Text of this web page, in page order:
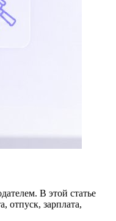
В этой статье
отпуск, зарплата,